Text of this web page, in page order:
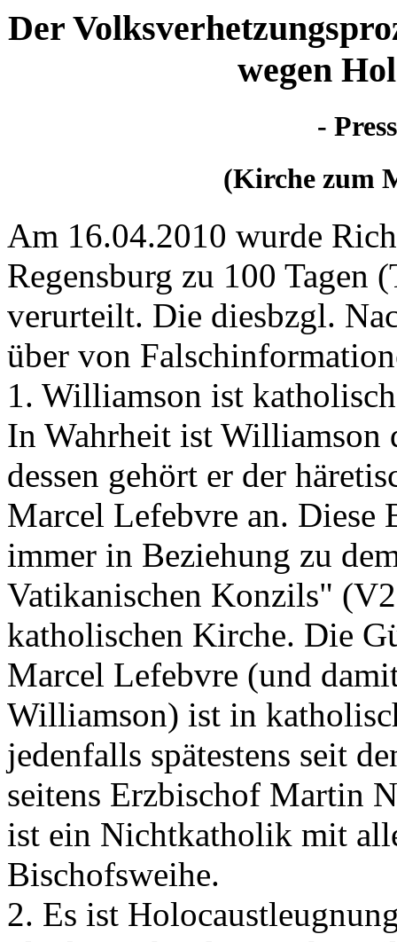
Der
wegen
-
(Kirche zum
Am 16.04.2010 wurde
Regensburg zu 100 Tagen
verurteilt. Die diesbzgl.
über von
1. Williamson ist
In Wahrheit ist
dessen gehört er der
Marcel Lefebvre an. Diese
immer in Beziehung zu
Vatikanischen Konzils"
katholischen Kirche. Die
Marcel Lefebvre (und
Williamson) ist in
jedenfalls spätestens seit
seitens Erzbischof Martin
ist ein Nichtkatholik mit
Bischofsweihe.
2. Es ist